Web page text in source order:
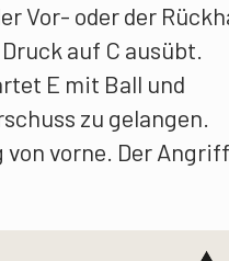
Vor- oder der
auf C ausübt.
E mit Ball und
zu gelangen.
vorne. Der Angriff